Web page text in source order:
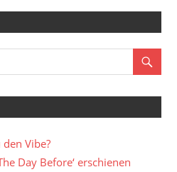
Vibe?
Day Before‘ erschienen